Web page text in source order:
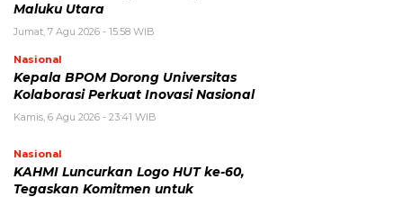
Maluku Utara
Jumat, 7 Agu 2026 - 15:58 WIB
Nasional
Kepala BPOM Dorong Universitas
Kolaborasi Perkuat Inovasi Nasional
Kamis, 6 Agu 2026 - 23:41 WIB
Nasional
KAHMI Luncurkan Logo HUT ke-60,
Tegaskan Komitmen untuk